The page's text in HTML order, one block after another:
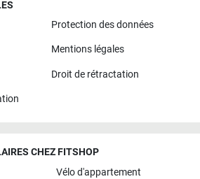
Protection des données
Mentions légales
Droit de rétractation
CHEZ FITSHOP
Vélo d'appartement